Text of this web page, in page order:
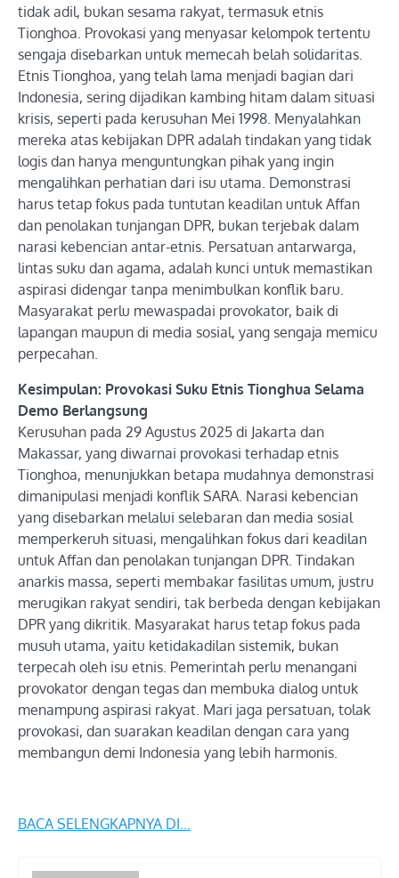
tidak adil, bukan sesama rakyat, termasuk etnis
Tionghoa. Provokasi yang menyasar kelompok tertentu
sengaja disebarkan untuk memecah belah solidaritas.
Etnis Tionghoa, yang telah lama menjadi bagian dari
Indonesia, sering dijadikan kambing hitam dalam situasi
krisis, seperti pada kerusuhan Mei 1998. Menyalahkan
mereka atas kebijakan DPR adalah tindakan yang tidak
logis dan hanya menguntungkan pihak yang ingin
mengalihkan perhatian dari isu utama. Demonstrasi
harus tetap fokus pada tuntutan keadilan untuk Affan
dan penolakan tunjangan DPR, bukan terjebak dalam
narasi kebencian antar-etnis. Persatuan antarwarga,
lintas suku dan agama, adalah kunci untuk memastikan
aspirasi didengar tanpa menimbulkan konflik baru.
Masyarakat perlu mewaspadai provokator, baik di
lapangan maupun di media sosial, yang sengaja memicu
perpecahan.
Kesimpulan: Provokasi Suku Etnis Tionghua Selama
Demo Berlangsung
Kerusuhan pada 29 Agustus 2025 di Jakarta dan
Makassar, yang diwarnai provokasi terhadap etnis
Tionghoa, menunjukkan betapa mudahnya demonstrasi
dimanipulasi menjadi konflik SARA. Narasi kebencian
yang disebarkan melalui selebaran dan media sosial
memperkeruh situasi, mengalihkan fokus dari keadilan
untuk Affan dan penolakan tunjangan DPR. Tindakan
anarkis massa, seperti membakar fasilitas umum, justru
merugikan rakyat sendiri, tak berbeda dengan kebijakan
DPR yang dikritik. Masyarakat harus tetap fokus pada
musuh utama, yaitu ketidakadilan sistemik, bukan
terpecah oleh isu etnis. Pemerintah perlu menangani
provokator dengan tegas dan membuka dialog untuk
menampung aspirasi rakyat. Mari jaga persatuan, tolak
provokasi, dan suarakan keadilan dengan cara yang
membangun demi Indonesia yang lebih harmonis.
BACA SELENGKAPNYA DI…